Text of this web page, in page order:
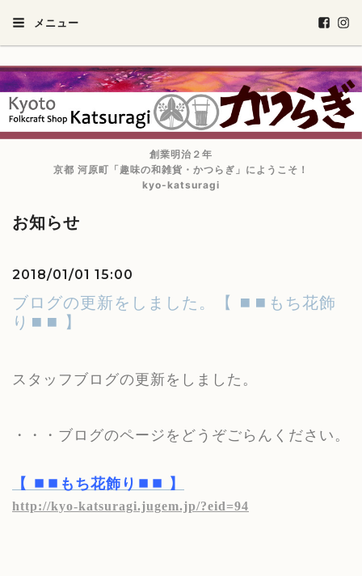
メニュー
創業明治２年
京都 河原町「趣味の和雑貨・かつらぎ」にようこそ！
kyo-katsuragi
お知らせ
2018/01/01 15:00
ブログの更新をしました。【 ⏹⏹もち花飾
り⏹⏹ 】
スタッフブログの更新をしました。
・・・ブログのページをどうぞごらんください。
【 ⏹⏹もち花飾り⏹⏹ 】
http://kyo-katsuragi.jugem.jp/?eid=94